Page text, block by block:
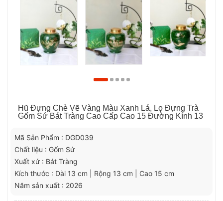
Hũ Đựng Chè Vẽ Vàng Màu Xanh Lá, Lọ Đựng Trà
Gốm Sứ Bát Tràng Cao Cấp Cao 15 Đường Kính 13
Mã Sản Phẩm : DGD039
Chất liệu : Gốm Sứ
Xuất xứ : Bát Tràng
Kích thước : Dài 13 cm | Rộng 13 cm | Cao 15 cm
Năm sản xuất : 2026